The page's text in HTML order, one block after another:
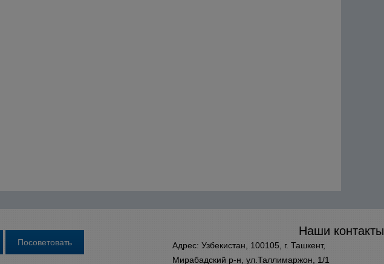
Наши контакты
Адрес: Узбекистан, 100105, г. Ташкент,
Мирабадский р-н, ул.Таллимаржон, 1/1